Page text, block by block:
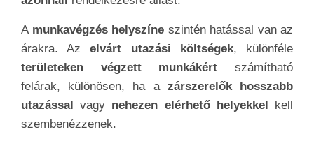
A munkavégzés helyszíne szintén hatással van az
árakra. Azelvárt utazási költségek, különféle
területeken végzett munkákért számítható
felárak, különösen, ha azárszerelők hosszabb
utazássalvagy nehezen elérhető helyekkel
kell
szembenézzenek.